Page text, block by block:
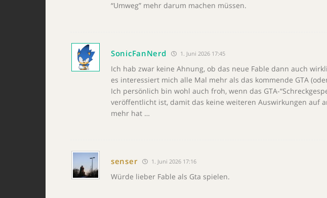
“Umweg” mehr darum machen müssen.
SonicFanNerd 1. Juni 2026 17:45
Ich hab zwar keine Ahnung, ob das neue Fable dann auch
es interessiert mich alle Mal mehr als das kommende GTA
Ich persönlich bin wohl auch froh, wenn das GTA-
veröffentlicht ist, damit das keine weiteren Auswirkungen auf
mehr hat …
senser 1. Juni 2026 17:16
Würde lieber Fable als Gta spielen.